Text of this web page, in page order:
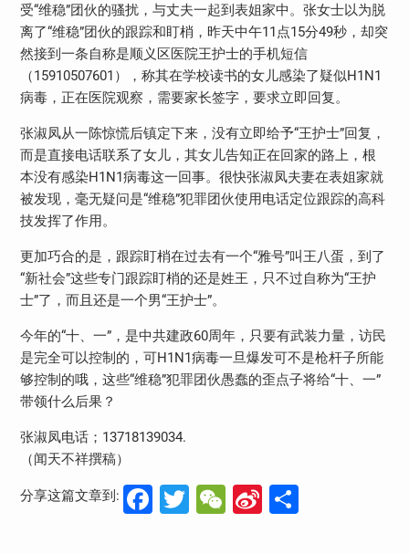
受“维稳”团伙的骚扰，与丈夫一起到表姐家中。张女士以为脱
离了“维稳”团伙的跟踪和盯梢，昨天中午11点15分49秒，却突
然接到一条自称是顺义区医院王护士的手机短信
（15910507601），称其在学校读书的女儿感染了疑似H1N1
病毒，正在医院观察，需要家长签字，要求立即回复。
张淑凤从一陈惊慌后镇定下来，没有立即给予“王护士”回复，
而是直接电话联系了女儿，其女儿告知正在回家的路上，根
本没有感染H1N1病毒这一回事。很快张淑凤夫妻在表姐家就
被发现，毫无疑问是“维稳”犯罪团伙使用电话定位跟踪的高科
技发挥了作用。
更加巧合的是，跟踪盯梢在过去有一个“雅号”叫王八蛋，到了
“新社会”这些专门跟踪盯梢的还是姓王，只不过自称为“王护
士”了，而且还是一个男“王护士”。
今年的“十、一”，是中共建政60周年，只要有武装力量，访民
是完全可以控制的，可H1N1病毒一旦爆发可不是枪杆子所能
够控制的哦，这些“维稳”犯罪团伙愚蠢的歪点子将给“十、一”
带领什么后果？
张淑凤电话；13718139034.
（闻天不祥撰稿）
分享这篇文章到: Facebook
Twitter
WeChat
Sina分